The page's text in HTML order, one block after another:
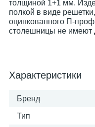
толщиной 1+1 мм.
полкой в виде
оцинкованного П-
столешницы не имеют
Характеристики
Бренд
Тип